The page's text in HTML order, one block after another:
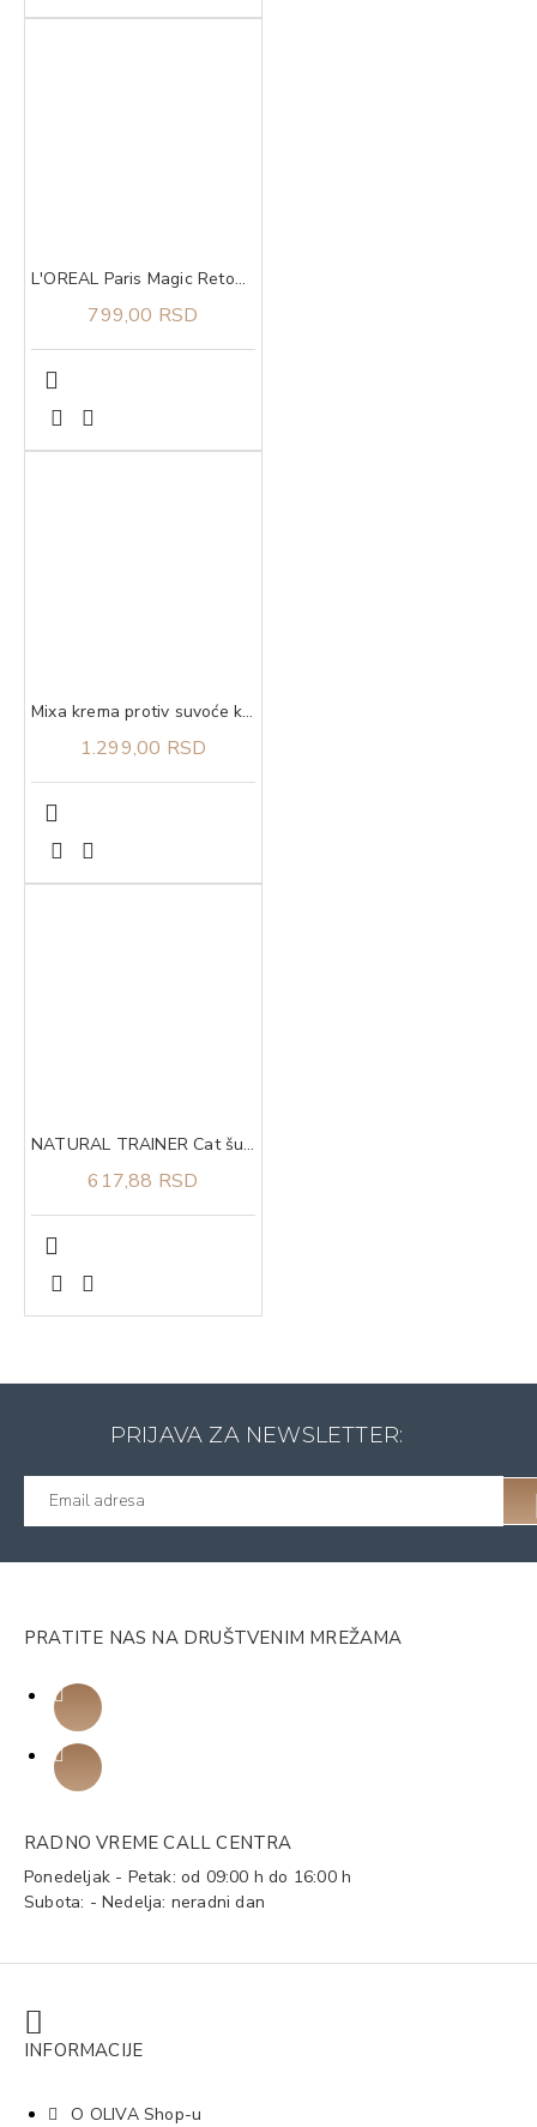
L'OREAL Paris Magic Retouch Sprej za privremeno prikrivanje izrastka 6 Mahogany Brown 75ml
799,00 RSD
Mixa krema protiv suvoće kože 50 ml​
1.299,00 RSD
NATURAL TRAINER Cat šunka za odrasle sterilisane mačke 300g
617,88 RSD
PRIJAVA ZA NEWSLETTER:
PRATITE NAS NA DRUŠTVENIM MREŽAMA
RADNO VREME CALL CENTRA
Ponedeljak - Petak: od 09:00 h do 16:00 h
Subota: - Nedelja: neradni dan
INFORMACIJE
O OLIVA Shop-u